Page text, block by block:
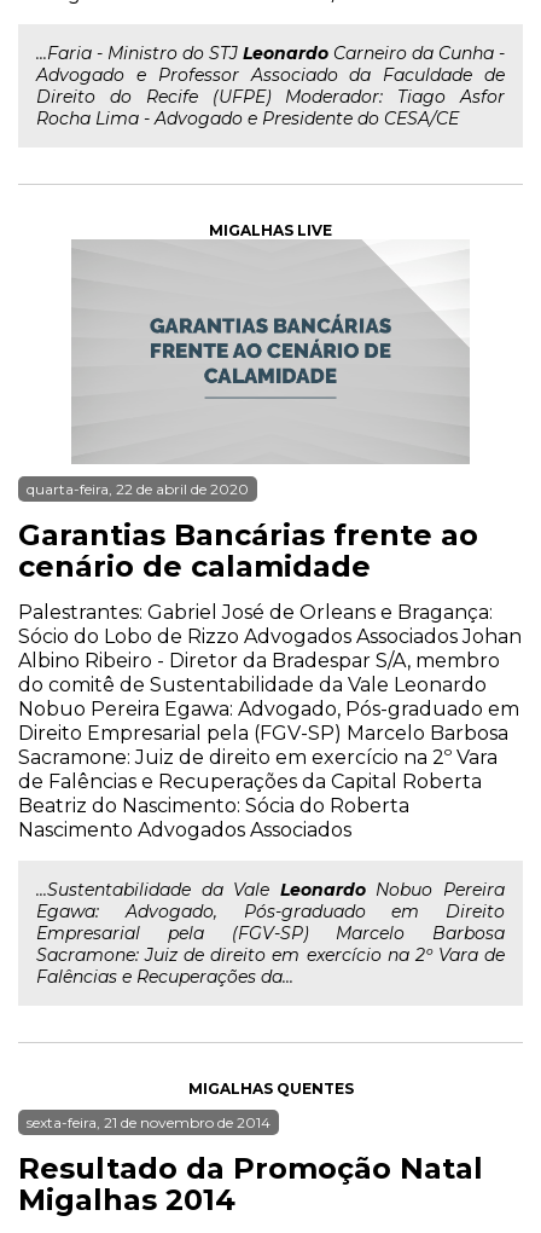
...Faria - Ministro do STJ Leonardo Carneiro da Cunha -
Advogado e Professor Associado da Faculdade de
Direito do Recife (UFPE) Moderador: Tiago Asfor
Rocha Lima - Advogado e Presidente do CESA/CE
MIGALHAS LIVE
quarta-feira, 22 de abril de 2020
Garantias Bancárias frente ao
cenário de calamidade
Palestrantes: Gabriel José de Orleans e Bragança:
Sócio do Lobo de Rizzo Advogados Associados Johan
Albino Ribeiro - Diretor da Bradespar S/A, membro
do comitê de Sustentabilidade da Vale Leonardo
Nobuo Pereira Egawa: Advogado, Pós-graduado em
Direito Empresarial pela (FGV-SP) Marcelo Barbosa
Sacramone: Juiz de direito em exercício na 2º Vara
de Falências e Recuperações da Capital Roberta
Beatriz do Nascimento: Sócia do Roberta
Nascimento Advogados Associados
...Sustentabilidade da Vale LeonardoNobuo Pereira
Egawa: Advogado, Pós-graduado em Direito
Empresarial pela (FGV-SP) Marcelo Barbosa
Sacramone: Juiz de direito em exercício na 2º Vara de
Falências e Recuperações da...
MIGALHAS QUENTES
sexta-feira, 21 de novembro de 2014
Resultado da Promoção Natal
Migalhas 2014